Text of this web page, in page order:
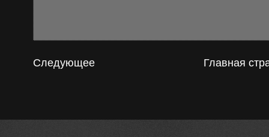
Следующее Главная